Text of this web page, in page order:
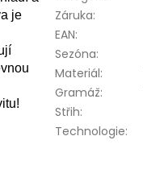
je
Záruka:
EAN:
Sezóna:
Materiál:
Gramáž:
Střih:
Technologie: